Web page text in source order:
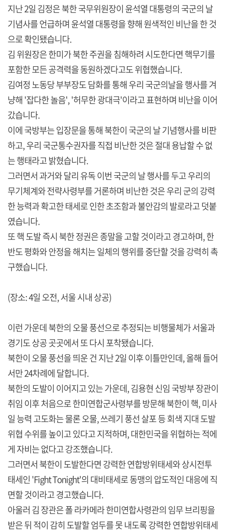
지난 2일 김정은 북한 국무위원장이 윤석열 대통령의 국군의 날
기념사를 언급하며 윤석열 대통령을 향해 원색적인 비난을 한 것
으로 확인됐습니다.
김 위원장은 한미가 북한 주권을 침해하려 시도한다면 핵무기를
포함한 모든 공격력을 동원하겠다고도 위협했습니다.
김여정 노동당 부부장도 담화를 통해 우리 국군의날을 행사를 겨
냥해 '잡다한 놀음', '허무한 광대극'이라고 표현하며 비난을 이어
갔습니다.
이에 국방부는 입장문을 통해 북한이 국군의 날 기념행사를 비판
하고, 우리 국군통수권자를 직접 비난한 것은 절대 용납할 수 없
는 행태라고 밝혔습니다.
그러면서 과거와 달리 유독 이번 국군의 날 행사를 두고 우리의
무기체계와 전략사령부를 거론하며 비난한 것은 우리 군의 강력
한 능력과 확고한 태세로 인한 초조함과 불안감의 발로라고 덧붙
였습니다.
또 핵 도발 즉시 북한 정권은 종말을 고할 것이라고 경고하며, 한
반도 평화와 안정을 해치는 일체의 행위를 중단할 것을 강력히 촉
구했습니다.
(장소: 4일 오전, 서울 시내 상공)
이런 가운데 북한의 오물 풍선으로 추정되는 비행물체가 서울과
경기도 상공 곳곳에서 또 다시 포착됐습니다.
북한이 오물 풍선을 띄운 건 지난 2일 이후 이틀만인데, 올해 들어
서만 24차례에 달합니다.
북한의 도발이 이어지고 있는 가운데, 김용현 신임 국방부 장관이
취임 이후 처음으로 한미연합군사령부를 방문해 북한이 핵, 미사
일 능력 고도화는 물론 오물, 쓰레기 풍선 살포 등 회색 지대 도발
위협 수위를 높이고 있다고 지적하며, 대한민국을 위협하는 적에
게 자비는 없다고 강조했습니다.
그러면서 북한이 도발한다면 강력한 연합방위태세와 상시전투
태세인 'Fight Tonight'의 대비태세로 동맹의 압도적인 대응에 직
면할 것이라고 경고했습니다.
아울러 김 장관은 폴 라카메라 한미연합사령관의 임무 브리핑을
받은 뒤 적이 감히 도발할 엄두를 못 내도록 강력한 연합방위태세